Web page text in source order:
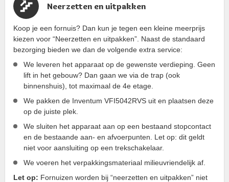
Neerzetten en uitpakken
Koop je een fornuis? Dan kun je tegen een kleine meerprijs
kiezen voor “Neerzetten en uitpakken”. Naast de standaard
bezorging bieden we dan de volgende extra service:
We leveren het apparaat op de gewenste verdieping. Geen
lift in het gebouw? Dan gaan we via de trap (ook
binnenshuis), tot maximaal de 4e etage.
We pakken de Inventum VFI5042RVS uit en plaatsen deze
op de juiste plek.
We sluiten het apparaat aan op een bestaand stopcontact
en de bestaande aan- en afvoerpunten. Let op: dit geldt
niet voor aansluiting op een trekschakelaar.
We voeren het verpakkingsmateriaal milieuvriendelijk af.
Let op: Fornuizen worden bij “neerzetten en uitpakken” niet